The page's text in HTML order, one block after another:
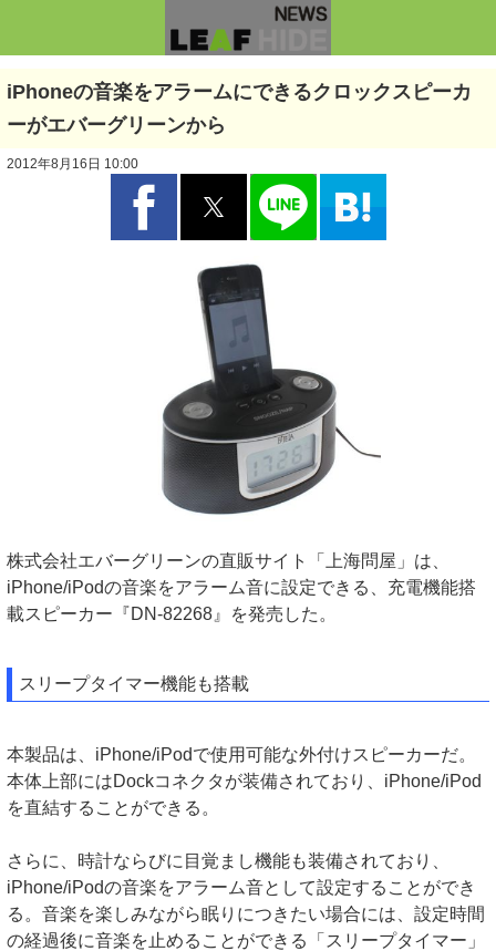
iPhoneの音楽をアラームにできるクロックスピーカ
ーがエバーグリーンから
2012年8月16日 10:00
株式会社エバーグリーンの直販サイト「上海問屋」は、
iPhone/iPodの音楽をアラーム音に設定できる、充電機能搭
載スピーカー『DN-82268』を発売した。
スリープタイマー機能も搭載
本製品は、iPhone/iPodで使用可能な外付けスピーカーだ。
本体上部にはDockコネクタが装備されており、iPhone/iPod
を直結することができる。
さらに、時計ならびに目覚まし機能も装備されており、
iPhone/iPodの音楽をアラーム音として設定することができ
る。音楽を楽しみながら眠りにつきたい場合には、設定時間
の経過後に音楽を止めることができる「スリープタイマー」